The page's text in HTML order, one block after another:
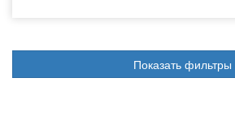
Показать фильтры